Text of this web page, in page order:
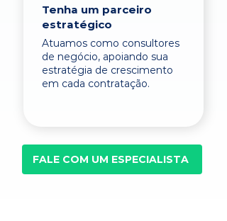
Tenha um parceiro
estratégico
Atuamos como consultores
de negócio, apoiando sua
estratégia de crescimento
em cada contratação.
FALE COM UM ESPECIALISTA